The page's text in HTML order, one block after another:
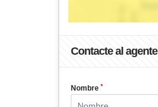
Contacte al agente
Nombre *